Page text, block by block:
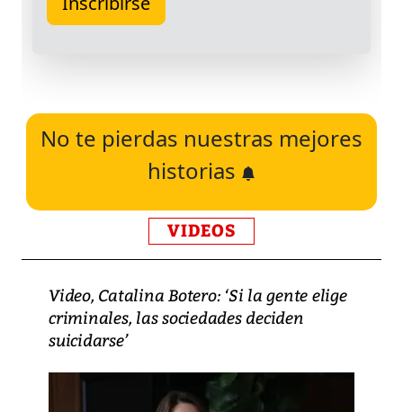
No te pierdas nuestras mejores
historias
VIDEOS
Video, Catalina Botero: ‘Si la gente elige
criminales, las sociedades deciden
suicidarse’